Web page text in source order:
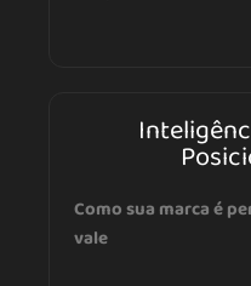
Como sua marca é
vale